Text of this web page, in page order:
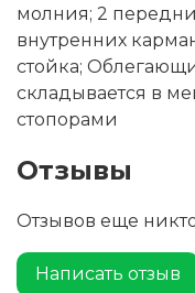
молния; 2
внутренних
стойка;
складывается в
стопорами
Отзывы
Отзывов еще
Написать отзыв